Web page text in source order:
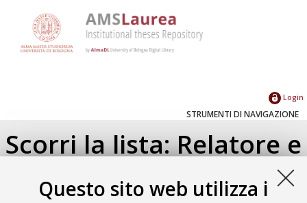
Questo sito web utilizza i
Login
STRUMENTI DI NAVIGAZIONE
Scorri la lista: Relatore e
Correlatore